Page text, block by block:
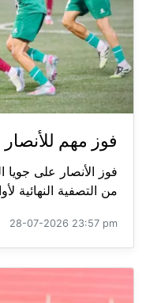
فوز مهم
من التصفية النهائية
28-07-2026 23:57 pm